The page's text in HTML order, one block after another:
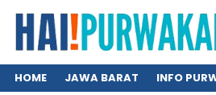
HOME JAWA BARAT INFO